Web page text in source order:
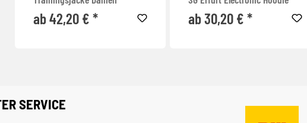
ab 42,20 € * ab 30,20 € *
SERVICE